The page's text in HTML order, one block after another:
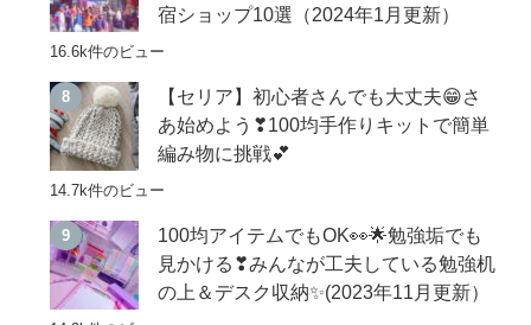
宿ショップ10選（2024年1月更新）
16.6k件のビュー
【セリア】初心者さんでも大丈夫😁さ
あ始めよう❣100均手作りキットで簡単
編み物に挑戦💕
14.7k件のビュー
100均アイテムでもOK👀🌟勉強垢でも
見かける❣みんなが工夫している勉強机
の上＆デスク収納✨(2023年11月更新）